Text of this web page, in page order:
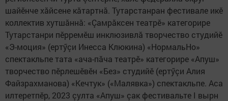
шайӗнче хăйсене кăтартнă. Тутарстанран фестивале икӗ
коллектив хутшăннă: «Çамрăксен театрӗ» категорире
Тутарстанри пӗрремӗш инклюзивлă творчество студийӗ
«Э-моция» (ертӳçи Инесса Клюкина) «НормальНо»
спектакльпе тата «ача-пăча театрӗ» категорире «Апуш»
творчество пӗрлешӗвӗн «Без» студийӗ (ертӳçи Алия
Файзрахманова) «Кечтук» («Малявка») спектакльпе. Аса
илтеретпӗр, 2023 çулта «Апуш» çак фестивальте I вырн